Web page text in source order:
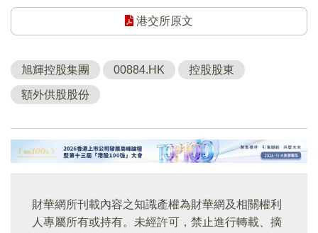
港交所原文
旭輝控股集團 00884.HK 控股股東
額外供股股份
財華網所刊載內容之知識產權為財華網及相關權利
人專屬所有或持有。未經許可，禁止進行轉載、摘